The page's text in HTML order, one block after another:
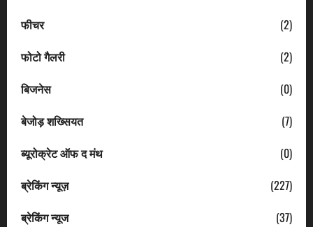
फीचर
(2)
फोटो गैलरी
(2)
बिजनेस
(0)
बेजोड़ शख्सियत
(7)
ब्यूरोक्रेट ऑफ द मंथ
(0)
ब्रेकिंग न्यूज़
(227)
ब्रेकिंग न्यूज
(37)